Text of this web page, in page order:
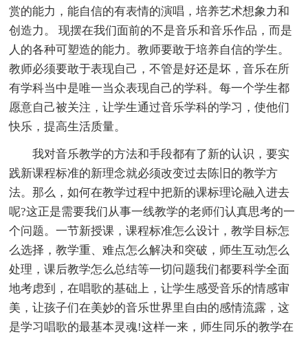
赏的能力，能自信的有表情的演唱，培养艺术想象力和
创造力。 现摆在我们面前的不是音乐和音乐作品，而是
人的各种可塑造的能力。教师要敢于培养自信的学生。
教师必须要敢于表现自己，不管是好还是坏，音乐在所
有学科当中是唯一当众表现自己的学科。每一个学生都
愿意自己被关注，让学生通过音乐学科的学习，使他们
快乐，提高生活质量。
我对音乐教学的方法和手段都有了新的认识，要实
践新课程标准的新理念就必须改变过去陈旧的教学方
法。那么，如何在教学过程中把新的课标理论融入进去
呢?这正是需要我们从事一线教学的老师们认真思考的一
个问题。一节新授课，课程标准怎么设计，教学目标怎
么选择，教学重、难点怎么解决和突破，师生互动怎么
处理，课后教学怎么总结等一切问题我们都要科学全面
地考虑到，在唱歌的基础上，让学生感受音乐的情感审
美，让孩子们在美妙的音乐世界里自由的感情流露，这
是学习唱歌的最基本灵魂!这样一来，师生同乐的教学在